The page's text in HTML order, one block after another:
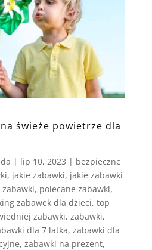
świeże powietrze dla
| lip 10, 2023 | bezpieczne
, jakie zabawki, jakie zabawki
, polecane zabawki,
zabawek dla dzieci, top
zabawki, zabawki,
dla 7 latka, zabawki dla
, zabawki na prezent,